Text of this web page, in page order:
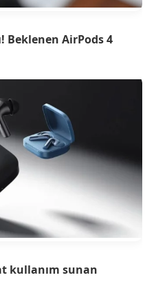
Beklenen AirPods 4
kullanım sunan